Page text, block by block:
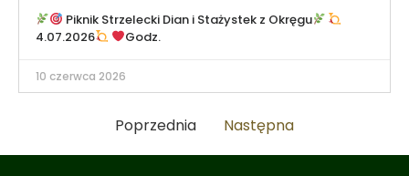
Piknik Strzelecki Dian i Stażystek z Okręgu
4.07.2026
Godz.
10 czerwca 2026
Poprzednia Następna